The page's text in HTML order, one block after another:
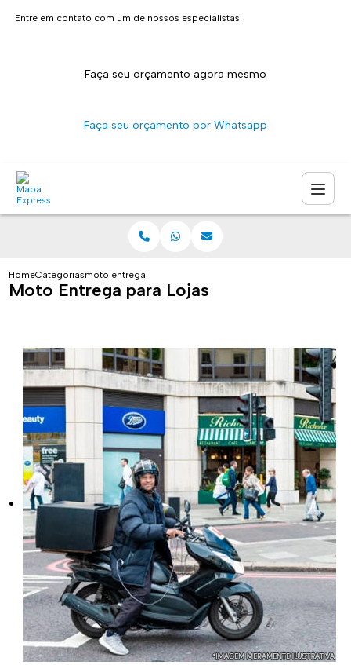
Entre em contato com um de nossos especialistas!
Faça seu orçamento agora mesmo
Faça seu orçamento por Whatsapp
HomeCategoriasmoto entrega para lojas
Moto Entrega para Lojas